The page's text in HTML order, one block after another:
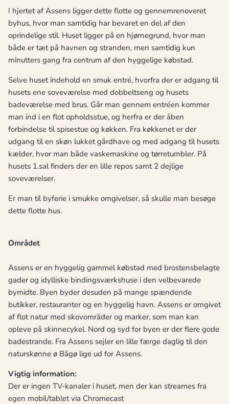
I hjertet af Assens ligger dette flotte og gennemrenoveret
byhus, hvor man samtidig har bevaret en del af den
oprindelige stil. Huset ligger på en hjørnegrund, hvor man
både er tæt på havnen og stranden, men samtidig kun
minutters gang fra centrum af den hyggelige købstad.
Selve huset indehold en smuk entré, hvorfra der er adgang til
husets ene soveværelse med dobbeltseng og husets
badeværelse med brus. Går man gennem entréen kommer
man ind i en flot opholdsstue, og herfra er der åben
forbindelse til spisestue og køkken. Fra køkkenet er der
udgang til en skøn lukket gårdhave og med adgang til husets
kælder, hvor man både vaskemaskine og tørretumbler. På
husets 1.sal finders der en lille repos samt 2 dejlige
soveværelser.
Er man til byferie i smukke omgivelser, så skulle man besøge
dette flotte hus.
Området
Assens er en hyggelig gammel købstad med brostensbelagte
gader og idylliske bindingsværkshuse i den velbevarede
bymidte. Byen byder desuden på mange spændende
butikker, restauranter og en hyggelig havn. Assens er omgivet
af flot natur med skovområder og marker, som man kan
opleve på skinnecykel. Nord og syd for byen er der flere gode
badestrande. Fra Assens sejler en lille færge daglig til den
naturskønne ø Bågø lige ud for Assens.
Vigtig information:
Der er ingen TV-kanaler i huset, men der kan streames fra
egen mobil/tablet via Chromecast